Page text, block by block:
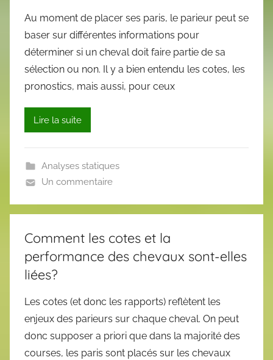
Au moment de placer ses paris, le parieur peut se
baser sur différentes informations pour
déterminer si un cheval doit faire partie de sa
sélection ou non. Il y a bien entendu les cotes, les
pronostics, mais aussi, pour ceux
Lire la suite
Analyses statiques
Un commentaire
Comment les cotes et la
performance des chevaux sont-elles
liées?
Les cotes (et donc les rapports) reflètent les
enjeux des parieurs sur chaque cheval. On peut
donc supposer a priori que dans la majorité des
courses, les paris sont placés sur les chevaux